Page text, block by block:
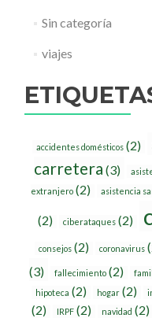
Sin categoría
viajes
accidentes domésticos (2)
carretera (3)
extranjero(2) asistencia
(2) ciberataques (2)
consejos(2) coronavirus
(3) fallecimiento (2)
hipoteca (2) hogar (2)
(2) IRPF (2) navidad (2)